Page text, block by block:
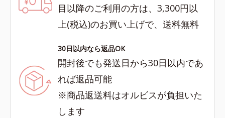
目以降のご利用の方は、3,300円以
上(税込)のお買い上げで、送料無料
30日以内なら返品OK
開封後でも発送日から30日以内であ
れば返品可能
※商品返送料はオルビスが負担いた
します